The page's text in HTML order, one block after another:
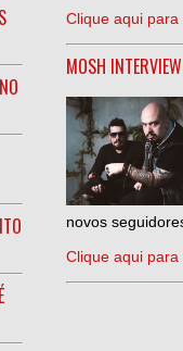
Clique aqui para
MOSH
novos
Clique aqui para